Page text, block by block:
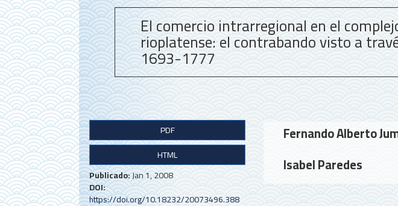
El comercio intrarregional en el
rioplatense: el contrabando visto a
1693-1777
B
a
r
r
PDF
HTML
Publicado:Jan 1, 2008
DOI:
https://doi.org/10.18232/20073496.388
Contenido
principal
del
Fernando Alberto
Isabel Paredes